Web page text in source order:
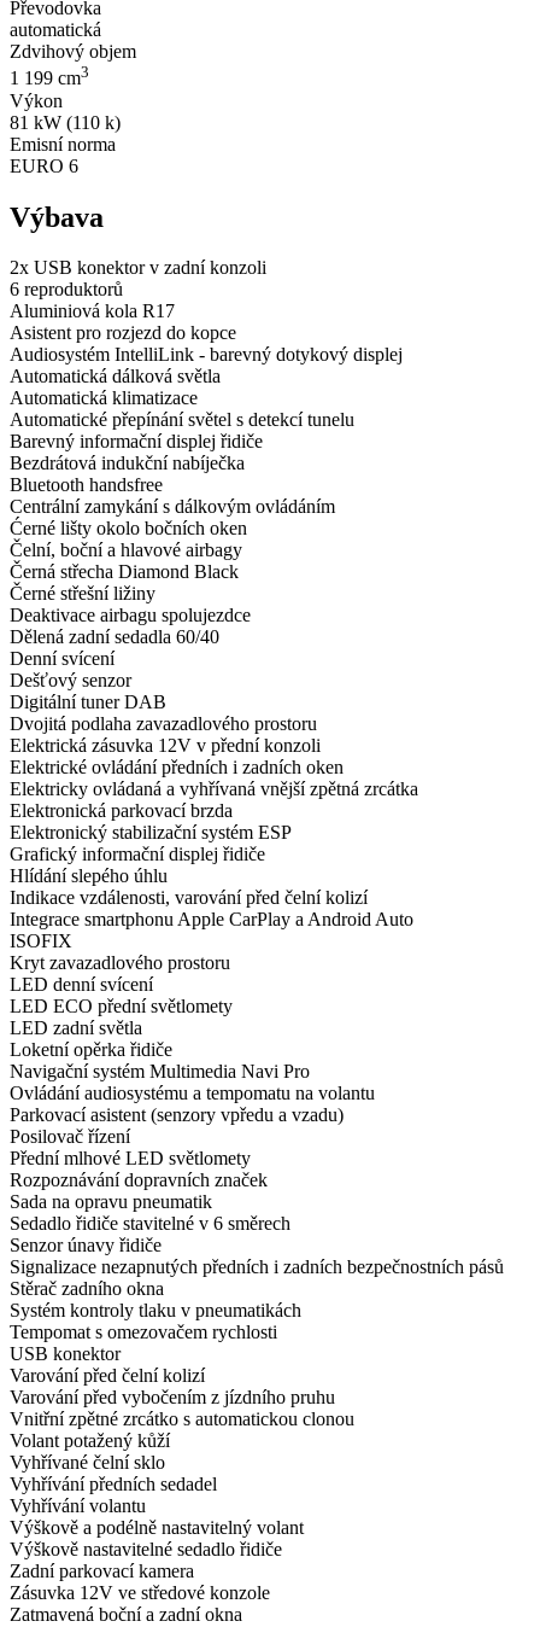
Převodovka
automatická
Zdvihový objem
1 199 cm3
Výkon
81 kW (110 k)
Emisní norma
EURO 6
Výbava
2x USB konektor v zadní konzoli
6 reproduktorů
Aluminiová kola R17
Asistent pro rozjezd do kopce
Audiosystém IntelliLink - barevný dotykový displej
Automatická dálková světla
Automatická klimatizace
Automatické přepínání světel s detekcí tunelu
Barevný informační displej řidiče
Bezdrátová indukční nabíječka
Bluetooth handsfree
Centrální zamykání s dálkovým ovládáním
Ćerné lišty okolo bočních oken
Čelní, boční a hlavové airbagy
Černá střecha Diamond Black
Černé střešní ližiny
Deaktivace airbagu spolujezdce
Dělená zadní sedadla 60/40
Denní svícení
Dešťový senzor
Digitální tuner DAB
Dvojitá podlaha zavazadlového prostoru
Elektrická zásuvka 12V v přední konzoli
Elektrické ovládání předních i zadních oken
Elektricky ovládaná a vyhřívaná vnější zpětná zrcátka
Elektronická parkovací brzda
Elektronický stabilizační systém ESP
Grafický informační displej řidiče
Hlídání slepého úhlu
Indikace vzdálenosti, varování před čelní kolizí
Integrace smartphonu Apple CarPlay a Android Auto
ISOFIX
Kryt zavazadlového prostoru
LED denní svícení
LED ECO přední světlomety
LED zadní světla
Loketní opěrka řidiče
Navigační systém Multimedia Navi Pro
Ovládání audiosystému a tempomatu na volantu
Parkovací asistent (senzory vpředu a vzadu)
Posilovač řízení
Přední mlhové LED světlomety
Rozpoznávání dopravních značek
Sada na opravu pneumatik
Sedadlo řidiče stavitelné v 6 směrech
Senzor únavy řidiče
Signalizace nezapnutých předních i zadních bezpečnostních pásů
Stěrač zadního okna
Systém kontroly tlaku v pneumatikách
Tempomat s omezovačem rychlosti
USB konektor
Varování před čelní kolizí
Varování před vybočením z jízdního pruhu
Vnitřní zpětné zrcátko s automatickou clonou
Volant potažený kůží
Vyhřívané čelní sklo
Vyhřívání předních sedadel
Vyhřívání volantu
Výškově a podélně nastavitelný volant
Výškově nastavitelné sedadlo řidiče
Zadní parkovací kamera
Zásuvka 12V ve středové konzole
Zatmavená boční a zadní okna